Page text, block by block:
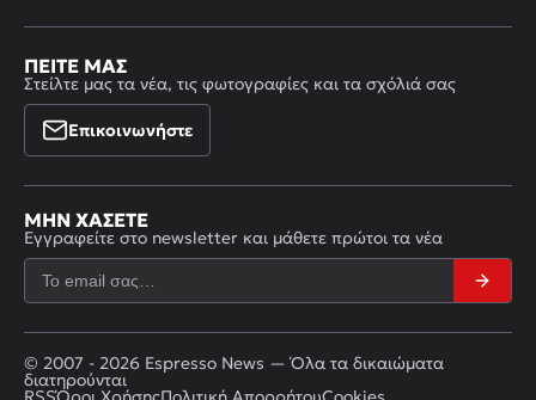
ΠΕΊΤΕ ΜΑΣ
Στείλτε μας τα νέα, τις φωτογραφίες και τα σχόλιά σας
Επικοινωνήστε
ΜΗΝ ΧΆΣΕΤΕ
Εγγραφείτε στο newsletter και μάθετε πρώτοι τα νέα
© 2007 - 2026 Espresso News — Όλα τα δικαιώματα
διατηρούνται